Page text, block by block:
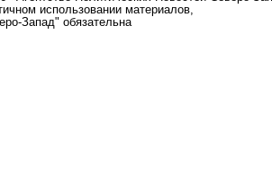
использовании материалов,
Запад" обязательна